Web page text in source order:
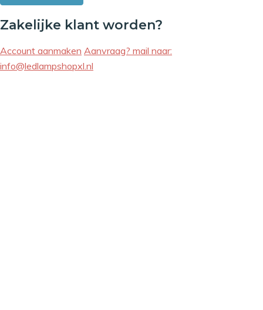
Zakelijke klant worden?
Account aanmaken Aanvraag? mail naar:
info@ledlampshopxl.nl